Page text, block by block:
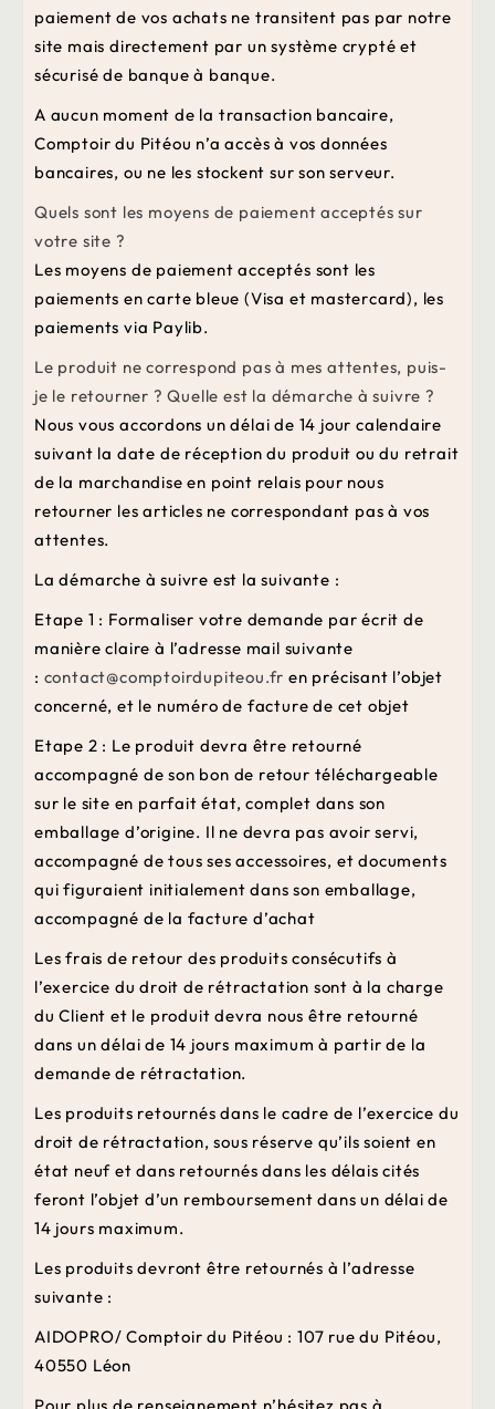
paiement de vos achats ne transitent pas par notre
site mais directement par un système crypté et
sécurisé de banque à banque.
A aucun moment de la transaction bancaire,
Comptoir du Pitéou n’a accès à vos données
bancaires, ou ne les stockent sur son serveur.
Quels sont les moyens de paiement acceptés sur
votre site ?
Les moyens de paiement acceptés sont les
paiements en carte bleue (Visa et mastercard), les
paiements via Paylib.
Le produit ne correspond pas à mes attentes, puis-
je le retourner ? Quelle est la démarche à suivre ?
Nous vous accordons un délai de 14 jour calendaire
suivant la date de réception du produit ou du retrait
de la marchandise en point relais pour nous
retourner les articles ne correspondant pas à vos
attentes.
La démarche à suivre est la suivante :
Etape 1 : Formaliser votre demande par écrit de
manière claire à l’adresse mail suivante
: contact@comptoirdupiteou.fren précisant l’objet
concerné, et le numéro de facture de cet objet
Etape 2 : Le produit devra être retourné
accompagné de son bon de retour téléchargeable
sur le site en parfait état, complet dans son
emballage d’origine. Il ne devra pas avoir servi,
accompagné de tous ses accessoires, et documents
qui figuraient initialement dans son emballage,
accompagné de la facture d’achat
Les frais de retour des produits consécutifs à
l’exercice du droit de rétractation sont à la charge
du Client et le produit devra nous être retourné
dans un délai de 14 jours maximum à partir de la
demande de rétractation.
Les produits retournés dans le cadre de l’exercice du
droit de rétractation, sous réserve qu’ils soient en
état neuf et dans retournés dans les délais cités
feront l’objet d’un remboursement dans un délai de
14 jours maximum.
Les produits devront être retournés à l’adresse
suivante :
AIDOPRO/ Comptoir du Pitéou : 107 rue du Pitéou,
40550 Léon
Pour plus de renseignement n’hésitez pas à